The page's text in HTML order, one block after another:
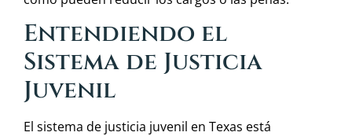
Entendiendo el
Sistema de Justicia
Juvenil
El sistema de justicia juvenil en Texas está